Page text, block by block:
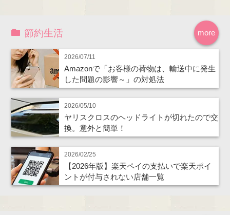
more
節約生活
2026/07/11
Amazonで「お客様の荷物は、輸送中に発生
した問題の影響～」の対処法
2026/05/10
ヤリスクロスのヘッドライトが切れたので交
換。意外と簡単！
2026/02/25
【2026年版】楽天ペイの支払いで楽天ポイ
ントが付与されない店舗一覧